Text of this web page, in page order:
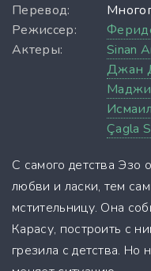
Перевод:
Режиссер:
Актеры:
Sinan
Джан
Çagla
С самого детства Эзо
любви и ласки, тем
мстительницу. Она
Карасу, построить с
грезила с детства. Но